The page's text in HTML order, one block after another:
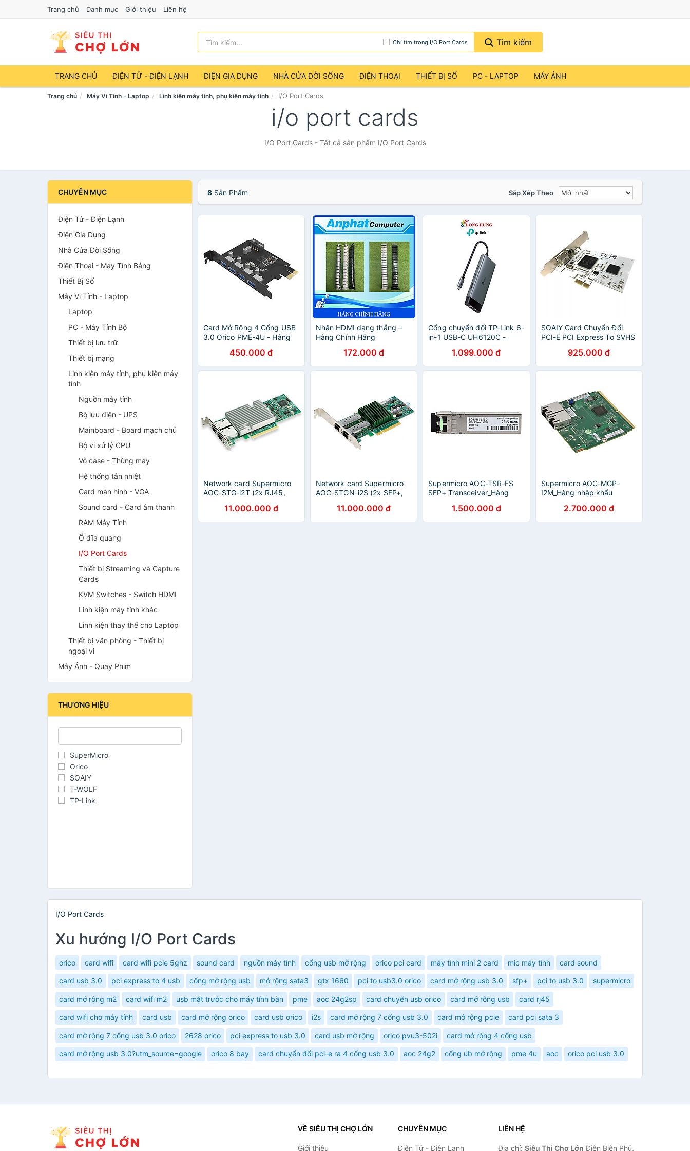
Trang chủ Danh mục Giới thiệu Liên hệ
Chỉ tìm trong I/O Port Cards Tìm kiếm
TRANG CHỦ ĐIỆN TỬ - ĐIỆN LẠNH ĐIỆN GIA DỤNG NHÀ CỬA ĐỜI SỐNG ĐIỆN THOẠI THIẾT BỊ SỐ PC - LAPTOP MÁY ẢNH
Trang chủ Máy Vi Tính - Laptop Linh kiện máy tính, phụ kiện máy tính I/O Port Cards
i/o port cards
I/O Port Cards - Tất cả sản phẩm I/O Port Cards
CHUYÊN MỤC
Điện Tử - Điện Lạnh
Điện Gia Dụng
Nhà Cửa Đời Sống
Điện Thoại - Máy Tính Bảng
Thiết Bị Số
Máy Vi Tính - Laptop
Laptop
PC - Máy Tính Bộ
Thiết bị lưu trữ
Thiết bị mạng
Linh kiện máy tính, phụ kiện máy
tính
Nguồn máy tính
Bộ lưu điện - UPS
Mainboard - Board mạch chủ
Bộ vi xử lý CPU
Vỏ case - Thùng máy
Hệ thống tản nhiệt
Card màn hình - VGA
Sound card - Card âm thanh
RAM Máy Tính
Ổ đĩa quang
I/O Port Cards
Thiết bị Streaming và Capture
Cards
KVM Switches - Switch HDMI
Linh kiện máy tính khác
Linh kiện thay thế cho Laptop
Thiết bị văn phòng - Thiết bị
ngoại vi
Máy Ảnh - Quay Phim
THƯƠNG HIỆU
SuperMicro
Orico
SOAIY
T-WOLF
TP-Link
8Sản Phẩm Sắp Xếp Theo
Card Mở Rộng 4 Cổng USB
3.0 Orico PME-4U - Hàng
450.000 đ
Nhân HDMI dạng thẳng –
Hàng Chính Hãng
172.000 đ
Cổng chuyển đổi TP-Link 6-
in-1 USB-C UH6120C -
1.099.000 đ
SOAIY Card Chuyển Đổi
PCI-E PCI Express To SVHS
Nhập Khẩu925.000 đ
Network card Supermicro
AOC-STG-i2T (2x RJ45,
11.000.000 đ
Network card Supermicro
AOC-STGN-i2S (2x SFP+,
11.000.000 đ
Supermicro AOC-TSR-FS
SFP+ Transceiver_Hàng
1.500.000 đ
Supermicro AOC-MGP-
I2M_Hàng nhập khẩu
2.700.000 đ
I/O Port Cards
Xu hướng I/O Port Cards
orico card wifi card wifi pcie 5ghz sound card nguồn máy tính cổng usb mở rộng orico pci card máy tính mini 2 card mic máy tính card sound
card usb 3.0 pci express to 4 usb cổng mở rộng usb mở rộng sata3 gtx 1660 pci to usb3.0 orico card mở rộng usb 3.0 sfp+ pci to usb 3.0 supermicro
card mở rộng m2 card wifi m2 usb mặt trước cho máy tính bàn pme aoc 24g2sp card chuyển usb orico card mở rông usb card rj45
card wifi cho máy tính card usb card mở rộng orico card usb orico i2s card mở rộng 7 cổng usb 3.0 card mở rộng pcie card pci sata 3
card mở rộng 7 cổng usb 3.0 orico 2628 orico pci express to usb 3.0 card usb mở rộng orico pvu3-502i card mở rộng 4 cổng usb
card mở rộng usb 3.0?utm_source=google orico 8 bay card chuyển đổi pci-e ra 4 cổng usb 3.0 aoc 24g2 cổng úb mở rộng pme 4u aoc orico pci usb 3.0
VỀ SIÊU THỊ CHỢ LỚN
Giới thiệu
CHUYÊN MỤC
Điện Tử - Điện Lạnh
LIÊN HỆ
Địa chỉ: Siêu Thị Chợ Lớn Điện Biên Phủ,